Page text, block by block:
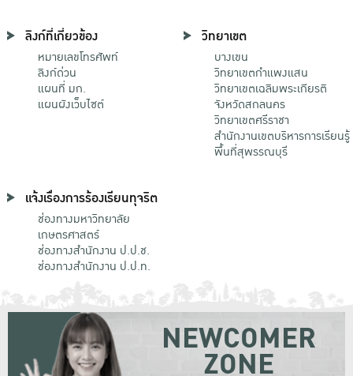
ลิงก์ที่เกี่ยวข้อง
หมายเลขโทรศัพท์
ลิงก์ด่วน
แผนที่ มก.
แผนผังเว็บไซต์
วิทยาเขต
บางเขน
วิทยาเขตกําแพงแสน
วิทยาเขตเฉลิมพระเกียรติ
จังหวัดสกลนคร
วิทยาเขตศรีราชา
สำนักงานเขตบริหารการเรียนรู้
พื้นที่สุพรรณบุรี
แจ้งเรื่องการร้องเรียนทุจริต
ช่องทางมหาวิทยาลัย
เกษตรศาสตร์
ช่องทางสำนักงาน ป.ป.ช.
ช่องทางสำนักงาน ป.ป.ท.
NEWCOMER
ZONE